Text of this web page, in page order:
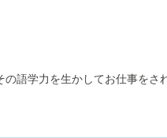
語学力を生かしてお仕事を